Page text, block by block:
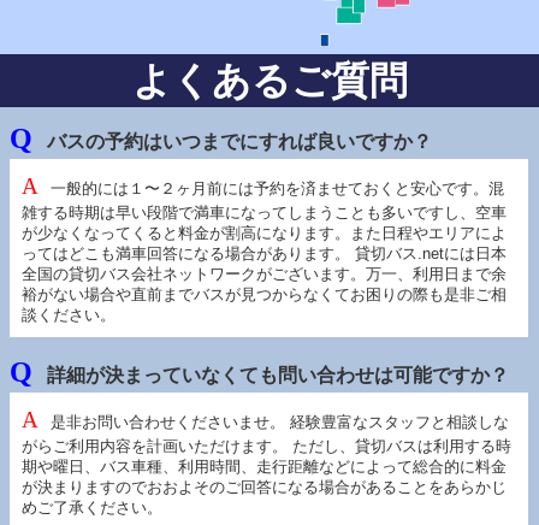
よくあるご質問
バスの予約はいつまでにすれば良いですか？
一般的には１〜２ヶ月前には予約を済ませておくと安心です。混
雑する時期は早い段階で満車になってしまうことも多いですし、空車
が少なくなってくると料金が割高になります。また日程やエリアによ
ってはどこも満車回答になる場合があります。 貸切バス.netには日本
全国の貸切バス会社ネットワークがございます。万一、利用日まで余
裕がない場合や直前までバスが見つからなくてお困りの際も是非ご相
談ください。
詳細が決まっていなくても問い合わせは可能ですか？
是非お問い合わせくださいませ。 経験豊富なスタッフと相談しな
がらご利用内容を計画いただけます。 ただし、貸切バスは利用する時
期や曜日、バス車種、利用時間、走行距離などによって総合的に料金
が決まりますのでおおよそのご回答になる場合があることをあらかじ
めご了承ください。